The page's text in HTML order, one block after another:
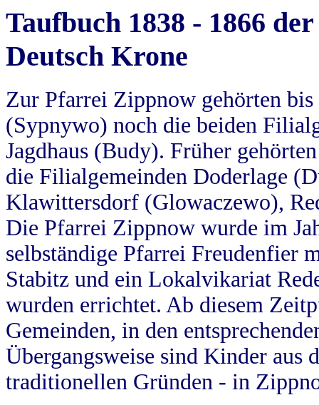
Taufbuch 1838 - 1866
Deutsch Krone
Zur Pfarrei Zippnow gehörten
(Sypnywo) noch die beiden
Jagdhaus (Budy). Früher
die Filialgemeinden Doderlage
Klawittersdorf (Glowaczewo),
Die Pfarrei Zippnow wurde im
selbständige Pfarrei Freudenfier
Stabitz und ein Lokalvikariat
wurden errichtet. Ab diesem
Gemeinden, in den
Übergangsweise sind Kinder aus
traditionellen Gründen - in